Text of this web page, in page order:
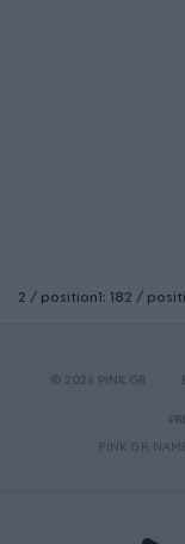
2 / position1: 182 /
© 2026 PINK.GR
PINK.GR